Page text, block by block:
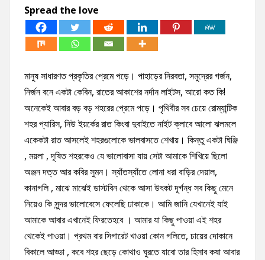
Spread the love
মানুষ সাধারণত প্রকৃতির প্রেমে পড়ে। পাহাড়ের নিরবতা, সমুদ্রের গর্জন,
নির্জন বনে একটা কেবিন, রাতের আকাশের নর্দান লাইটস, আরো কত কি!
অনেকেই আবার বড় বড় শহরের প্রেমে পড়ে। পৃথিবীর সব চেয়ে রোম্যান্টিক
শহর প্যারিস, নিউ ইয়র্কের রাত কিংবা দুবাইতে নাইট ক্লাবে আলো ঝলমলে
একেকটা রাত আসলেই শহরগুলোকে ভালবাসতে শেখায়। কিন্তু একটা ঘিঞ্জি
, ময়লা , দূষিত শহরকেও যে ভালোবাসা যায় সেটা আমাকে শিখিয়ে ছিলো
অঞ্জন দত্ত আর কবির সুমন। স্যাঁতস্যাঁতে লোনা ধরা বাড়ির দেয়াল,
কানাগলি , মাঝে মাঝেই ডাস্টবিন থেকে আসা উৎকট দূর্গন্ধ সব কিছু মেনে
নিয়েও কি সুন্দর ভালোবেসে ফেলেছি ঢাকাকে। আমি জানি যেখানেই যাই
আমাকে আবার এখানেই ফিরতেহবে । আমার যা কিছু পাওয়া এই শহর
থেকেই পাওয়া। প্রথম বার সিগারেট খাওয়া কোন গলিতে, চায়ের দোকানে
বিকালে আড্ডা , কবে শহর ছেড়ে কোথাও ঘুরতে যাবো তার হিসাব কষা আবার